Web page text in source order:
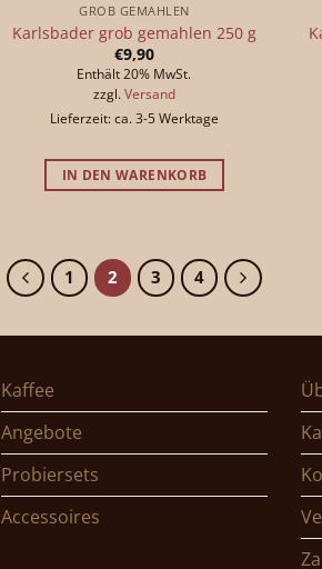
GROB GEMAHLEN
Karlsbader grob gemahlen 250 g
€9,90
Enthält 20% MwSt.
zzgl. Versand
Lieferzeit: ca. 3-5 Werktage
IN DEN WARENKORB
1 2 3 4
Kaffee
Angebote
Probiersets
Accessoires